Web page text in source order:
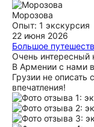
Морозова
Опыт: 1 экскурсия
22 июня 2026
Большое
Очень интересный
В Армении с нами
Грузии не
впечатления!